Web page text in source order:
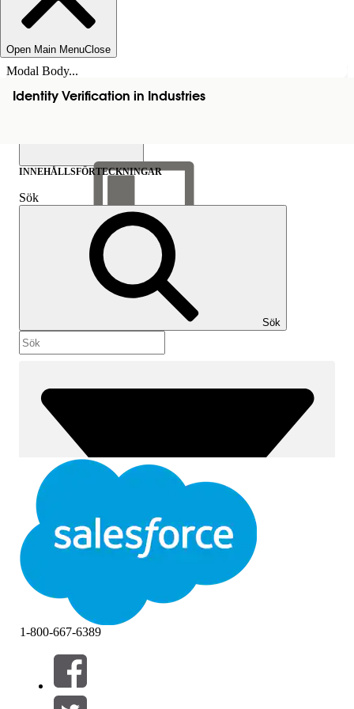
Open Main MenuClose
Modal Body...
Identity Verification in Industries
Visa
innehållsförteckning
Innehållsförteckningar
INNEHÅLLSFÖRTECKNINGAR
Sök
Sök
Filter (0)
VÄLJ FILTER
1-800-667-6389